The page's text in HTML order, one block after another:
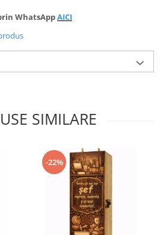
WhatsAppAICI
SIMILARE
-22%